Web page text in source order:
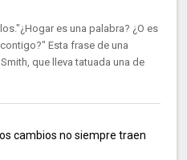
es una palabra? ¿O es
Esta frase de una
que lleva tatuada una de
cambios no siempre traen